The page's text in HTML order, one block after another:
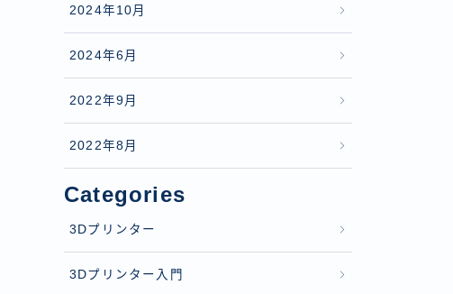
2024年10月
2024年6月
2022年9月
2022年8月
Categories
3Dプリンター
3Dプリンター入門